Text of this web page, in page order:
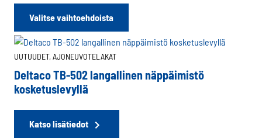
Valitse vaihtoehdoista
on
Voit
UUTUUDET, AJONEUVOTELAKAT
Deltaco TB-502 langallinen näppäimistö
kosketuslevyllä
Katso lisätiedot